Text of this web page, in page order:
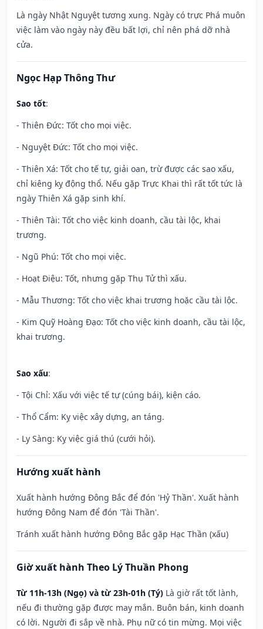
Là ngày Nhật Nguyệt tương xung. Ngày có trực Phá muôn
việc làm vào ngày này đều bất lợi, chỉ nên phá dỡ nhà
cửa.
Ngọc Hạp Thông Thư
Sao tốt:
- Thiên Đức: Tốt cho mọi việc.
- Nguyệt Đức: Tốt cho mọi việc.
- Thiên Xá: Tốt cho tế tự, giải oan, trừ được các sao xấu,
chỉ kiêng kỵ động thổ. Nếu gặp Trực Khai thì rất tốt tức là
ngày Thiên Xá gặp sinh khí.
- Thiên Tài: Tốt cho việc kinh doanh, cầu tài lộc, khai
trương.
- Ngũ Phú: Tốt cho mọi việc.
- Hoạt Điệu: Tốt, nhưng gặp Thụ Tử thì xấu.
- Mẫu Thương: Tốt cho việc khai trương hoặc cầu tài lộc.
- Kim Quỹ Hoàng Đạo: Tốt cho việc kinh doanh, cầu tài lộc,
khai trương.
Sao xấu:
- Tội Chỉ: Xấu với việc tế tự (cúng bái), kiện cáo.
- Thổ Cẩm: Kỵ việc xây dựng, an táng.
- Ly Sàng: Kỵ việc giá thú (cưới hỏi).
Hướng xuất hành
Xuất hành hướng Đông Bắc để đón 'Hỷ Thần'. Xuất hành
hướng Đông Nam để đón 'Tài Thần'.
Tránh xuất hành hướng Đông Bắc gặp Hạc Thần (xấu)
Giờ xuất hành Theo Lý Thuần Phong
Từ 11h-13h (Ngọ) và từ 23h-01h (Tý) Là giờ rất tốt lành,
nếu đi thường gặp được may mắn. Buôn bán, kinh doanh
có lời. Người đi sắp về nhà. Phụ nữ có tin mừng. Mọi việc